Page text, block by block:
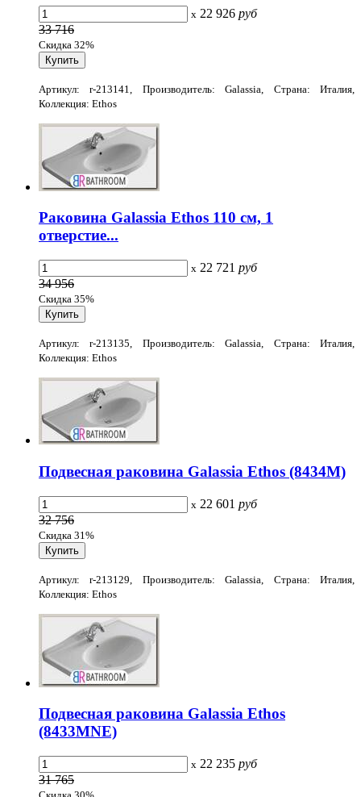
x 22 926 руб
33 716
Скидка 32%
Артикул: r-213141, Производитель: Galassia, Страна: Италия,
Коллекция: Ethos
Раковина Galassia Ethos 110 см, 1
отверстие...
x 22 721 руб
34 956
Скидка 35%
Артикул: r-213135, Производитель: Galassia, Страна: Италия,
Коллекция: Ethos
Подвесная раковина Galassia Ethos (8434M)
x 22 601 руб
32 756
Скидка 31%
Артикул: r-213129, Производитель: Galassia, Страна: Италия,
Коллекция: Ethos
Подвесная раковина Galassia Ethos
(8433MNE)
x 22 235 руб
31 765